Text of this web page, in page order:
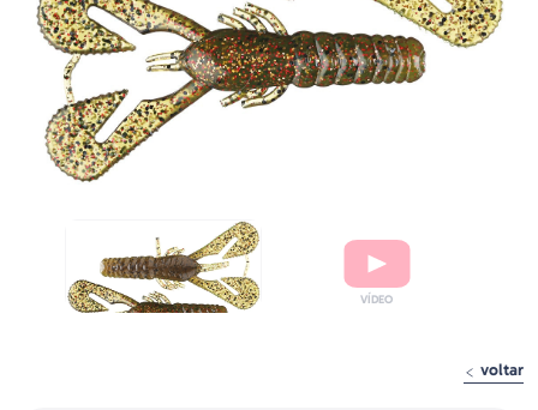
voltar